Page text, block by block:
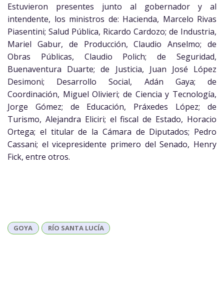
Estuvieron presentes junto al gobernador y al
intendente, los ministros de: Hacienda, Marcelo Rivas
Piasentini; Salud Pública, Ricardo Cardozo; de Industria,
Mariel Gabur, de Producción, Claudio Anselmo; de
Obras Públicas, Claudio Polich; de Seguridad,
Buenaventura Duarte; de Justicia, Juan José López
Desimoni; Desarrollo Social, Adán Gaya; de
Coordinación, Miguel Olivieri; de Ciencia y Tecnología,
Jorge Gómez; de Educación, Práxedes López; de
Turismo, Alejandra Eliciri; el fiscal de Estado, Horacio
Ortega; el titular de la Cámara de Diputados; Pedro
Cassani; el vicepresidente primero del Senado, Henry
Fick, entre otros.
GOYA RÍO SANTA LUCÍA